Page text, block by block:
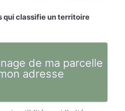
qui classifie un territoire
de ma parcelle
adresse